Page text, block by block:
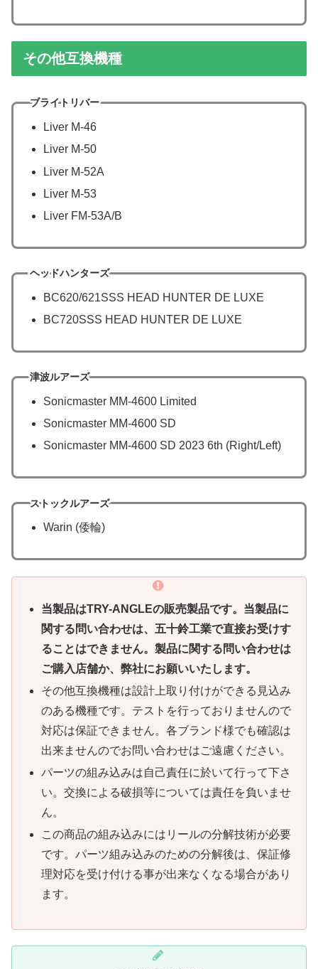
その他互換機種
ブライトリバー
Liver M-46
Liver M-50
Liver M-52A
Liver M-53
Liver FM-53A/B
ヘッドハンターズ
BC620/621SSS HEAD HUNTER DE LUXE
BC720SSS HEAD HUNTER DE LUXE
津波ルアーズ
Sonicmaster MM-4600 Limited
Sonicmaster MM-4600 SD
Sonicmaster MM-4600 SD 2023 6th (Right/Left)
ストックルアーズ
Warin (倭輪)
当製品はTRY-ANGLEの販売製品です。当製品に
関する問い合わせは、五十鈴工業で直接お受けす
ることはできません。製品に関する問い合わせは
ご購入店舗か、弊社にお願いいたします。
その他互換機種は設計上取り付けができる見込み
のある機種です。テストを行っておりませんので
対応は保証できません。各ブランド様でも確認は
出来ませんのでお問い合わせはご遠慮ください。
パーツの組み込みは自己責任に於いて行って下さ
い。交換による破損等については責任を負いませ
ん。
この商品の組み込みにはリールの分解技術が必要
です。パーツ組み込みのための分解後は、保証修
理対応を受け付ける事が出来なくなる場合があり
ます。